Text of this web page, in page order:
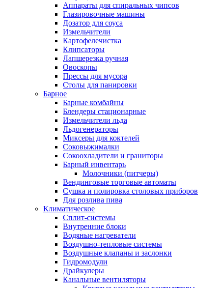
Аппараты для спиральных чипсов
Глазировочные машины
Дозатор для соуса
Измельчители
Картофелечистка
Клипсаторы
Лапшерезка ручная
Овоскопы
Прессы для мусора
Столы для панировки
Барное
Барные комбайны
Блендеры стационарные
Измельчители льда
Льдогенераторы
Миксеры для коктелей
Соковыжималки
Сокоохладители и граниторы
Барный инвентарь
Молочники (питчеры)
Вендинговые торговые автоматы
Сушка и полировка столовых приборов
Для розлива пива
Климатическое
Сплит-системы
Внутренние блоки
Водяные нагреватели
Воздушно-тепловые системы
Воздушные клапаны и заслонки
Гидромодули
Драйкулеры
Канальные вентиляторы